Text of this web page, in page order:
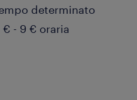
determinato
€ - 9 € oraria